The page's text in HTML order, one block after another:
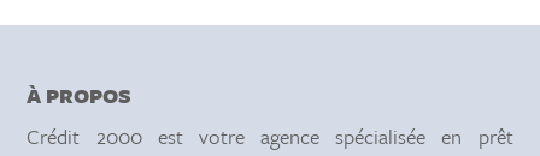
À PROPOS
Crédit 2000 est votre agence spécialisée en prêt